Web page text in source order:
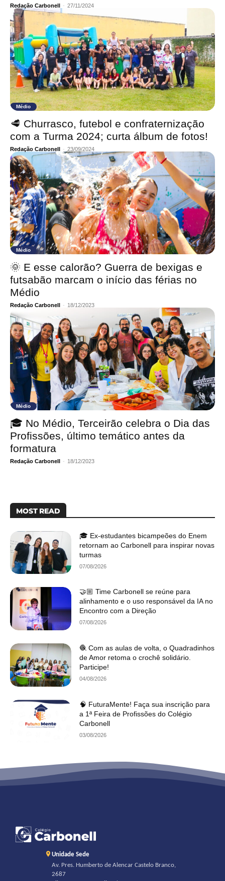
Redação Carbonell - 27/11/2024
Médio
🥩 Churrasco, futebol e confraternização
com a Turma 2024; curta álbum de fotos!
Redação Carbonell - 23/09/2024
Médio
🌞 E esse calorão? Guerra de bexigas e
futsabão marcam o início das férias no
Médio
Redação Carbonell - 18/12/2023
Médio
🎓 No Médio, Terceirão celebra o Dia das
Profissões, último temático antes da
formatura
Redação Carbonell - 18/12/2023
MOST READ
🎓 Ex-estudantes bicampeões do Enem
retornam ao Carbonell para inspirar novas
turmas
07/08/2026
🤝🏼 Time Carbonell se reúne para
alinhamento e o uso responsável da IA no
Encontro com a Direção
07/08/2026
🧶 Com as aulas de volta, o Quadradinhos
de Amor retoma o crochê solidário.
Participe!
04/08/2026
🧠 FuturaMente! Faça sua inscrição para
a 1ª Feira de Profissões do Colégio
Carbonell
03/08/2026
Unidade Sede
Av. Pres. Humberto de Alencar Castelo Branco,
2687